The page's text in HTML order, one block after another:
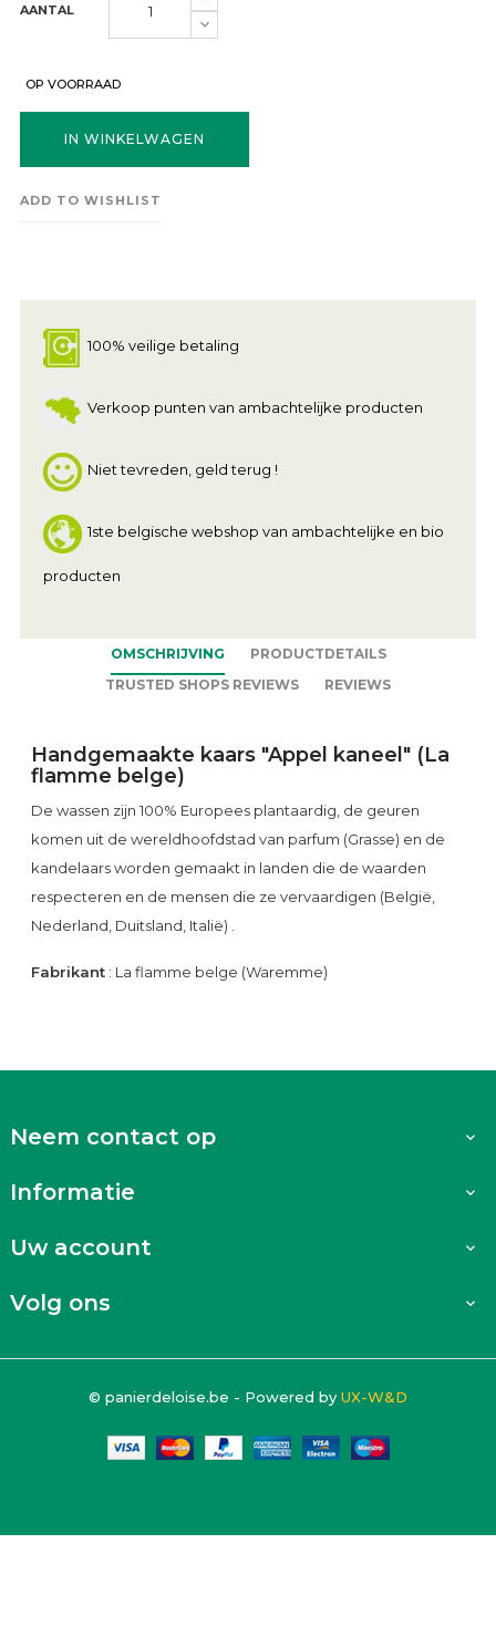
AANTAL
OP VOORRAAD
IN WINKELWAGEN
ADD TO WISHLIST
100% veilige betaling
Verkoop punten van ambachtelijke producten
Niet tevreden, geld terug !
1ste belgische webshop van ambachtelijke en bio
producten
OMSCHRIJVING
PRODUCTDETAILS
TRUSTED SHOPS REVIEWS
REVIEWS
Handgemaakte kaars "Appel kaneel" (La
flamme belge)
De wassen zijn 100% Europees plantaardig, de geuren
komen uit de wereldhoofdstad van parfum (Grasse) en de
kandelaars worden gemaakt in landen die de waarden
respecteren en de mensen die ze vervaardigen (België,
Nederland, Duitsland, Italië) .
Fabrikant : La flamme belge (Waremme)
Neem contact op 
Informatie 
Uw account 
Volg ons 
© panierdeloise.be - Powered by UX-W&D